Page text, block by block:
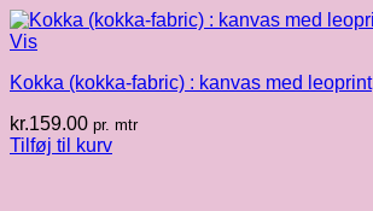
Vis
Kokka (kokka-fabric) : kanvas med leoprint
kr.159.00 pr. mtr
Tilføj til kurv